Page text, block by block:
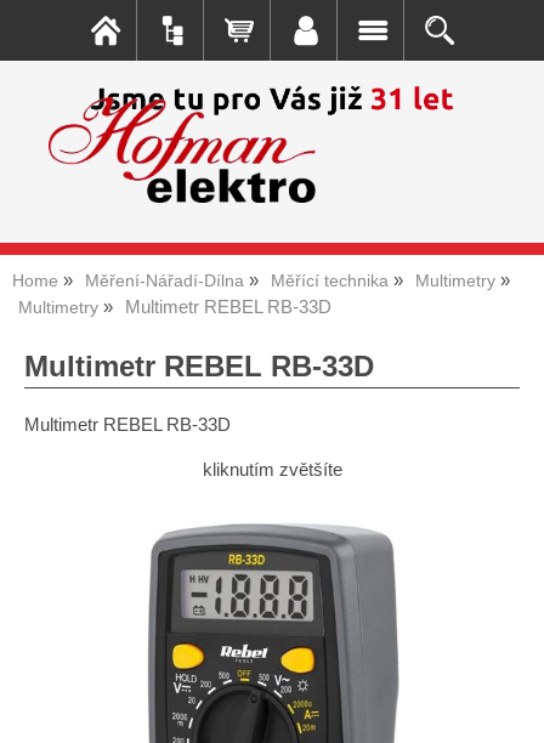
Home Měření-Nářadí-Dílna Měřící technika
Multimetry
Multimetry
Multimetr REBEL RB-33D
Multimetr REBEL RB-33D
Multimetr REBEL RB-33D
kliknutím zvětšíte